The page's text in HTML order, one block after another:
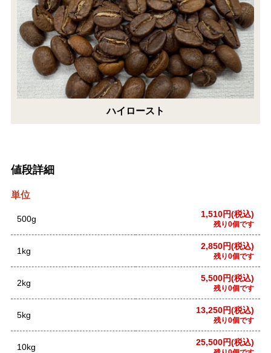
ハイロースト
値段詳細
単位
500g 1,510円(税込)
残り0個です
1kg 2,850円(税込)
残り0個です
2kg 5,500円(税込)
残り0個です
5kg 13,250円(税込)
残り0個です
10kg 25,500円(税込)